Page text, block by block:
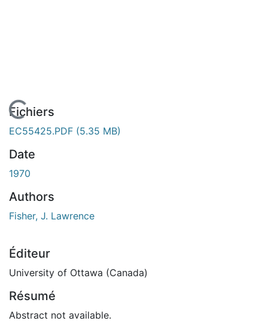
En cours de chargement...
Fichiers
EC55425.PDF (5.35 MB)
Date
1970
Authors
Fisher, J. Lawrence
Éditeur
University of Ottawa (Canada)
Résumé
Abstract not available.